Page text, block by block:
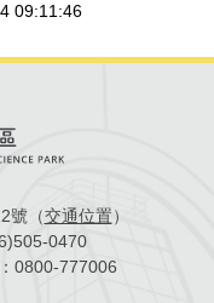
09:11:46
號（交通位置）
0470
0800-777006